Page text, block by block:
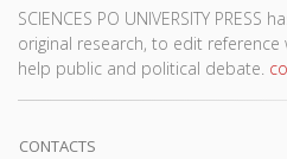
SCIENCES PO UNIVERSITY
original research, to edit
help public and political debate.
CONTACTS